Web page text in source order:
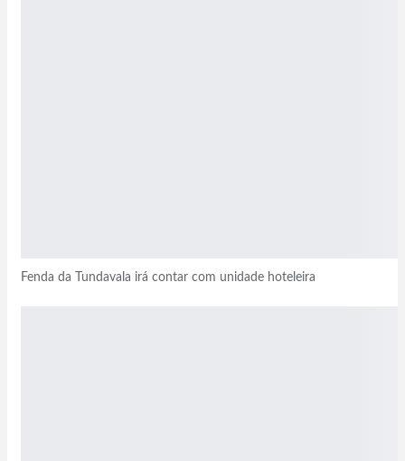
Fenda da Tundavala irá contar com unidade hoteleira